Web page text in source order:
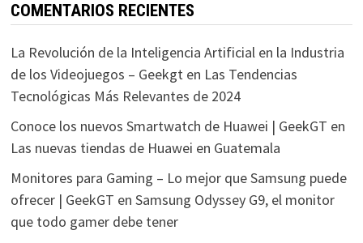
COMENTARIOS RECIENTES
La Revolución de la Inteligencia Artificial en la Industria
de los Videojuegos – Geekgten Las Tendencias
Tecnológicas Más Relevantes de 2024
Conoce los nuevos Smartwatch de Huawei | GeekGT en
Las nuevas tiendas de Huawei en Guatemala
Monitores para Gaming – Lo mejor que Samsung puede
ofrecer | GeekGT en Samsung Odyssey G9, el monitor
que todo gamer debe tener